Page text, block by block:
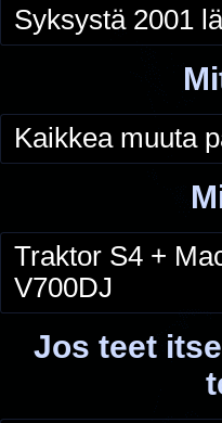
Syksystä 2001
Kaikkea muuta
Traktor S4 +
V700DJ
Jos teet